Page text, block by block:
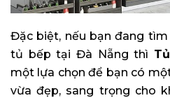
Đặc biệt, nếu bạn đang
tủ bếp tại Đà Nẵng thì
một lựa chọn để bạn có
vừa đẹp, sang trọng cho